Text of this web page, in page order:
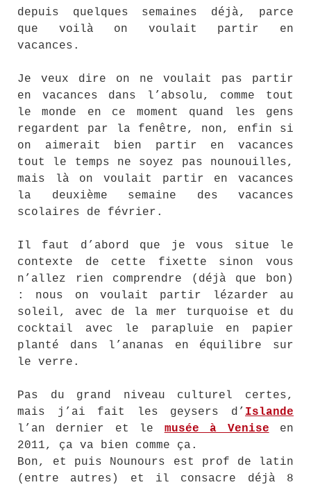
depuis quelques semaines déjà, parce
que voilà on voulait partir en
vacances.
Je veux dire on ne voulait pas partir
en vacances dans l’absolu, comme tout
le monde en ce moment quand les gens
regardent par la fenêtre, non, enfin si
on aimerait bien partir en vacances
tout le temps ne soyez pas nounouilles,
mais là on voulait partir en vacances
la deuxième semaine des vacances
scolaires de février.
Il faut d’abord que je vous situe le
contexte de cette fixette sinon vous
n’allez rien comprendre (déjà que bon)
: nous on voulait partir lézarder au
soleil, avec de la mer turquoise et du
cocktail avec le parapluie en papier
planté dans l’ananas en équilibre sur
le verre.
Pas du grand niveau culturel certes,
mais j’ai fait les geysers d’ Islande
l’an dernier et le musée à Venise en
2011, ça va bien comme ça.
Bon, et puis Nounours est prof de latin
(entre autres) et il consacre déjà 8